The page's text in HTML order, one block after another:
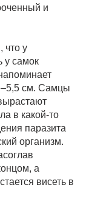
и
что у
у самок
см. Самцы
в какой-то
паразита
организм.
а
висеть в